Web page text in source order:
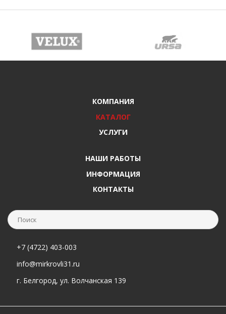
КОМПАНИЯ
КАТАЛОГ
УСЛУГИ
НАШИ РАБОТЫ
ИНФОРМАЦИЯ
КОНТАКТЫ
+7 (4722) 403-003
info@mirkrovli31.ru
г. Белгород, ул. Волчанская 139